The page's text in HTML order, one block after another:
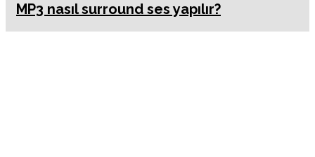
MP3 nasıl surround ses yapılır?